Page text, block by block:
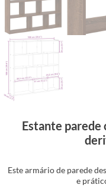
Estante
Este armário de parede
e